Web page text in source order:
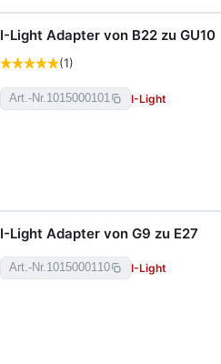
I-Light Adapter von B22 zu GU10
(1)
Art.-Nr.1015000101 I-Light
I-Light Adapter von G9 zu E27
Art.-Nr.1015000110
I-Light